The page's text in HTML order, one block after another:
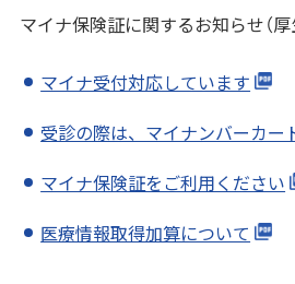
マイナ保険証に関するお知らせ（厚
マイナ受付対応しています
受診の際は、マイナンバーカー
マイナ保険証をご利用ください
医療情報取得加算について